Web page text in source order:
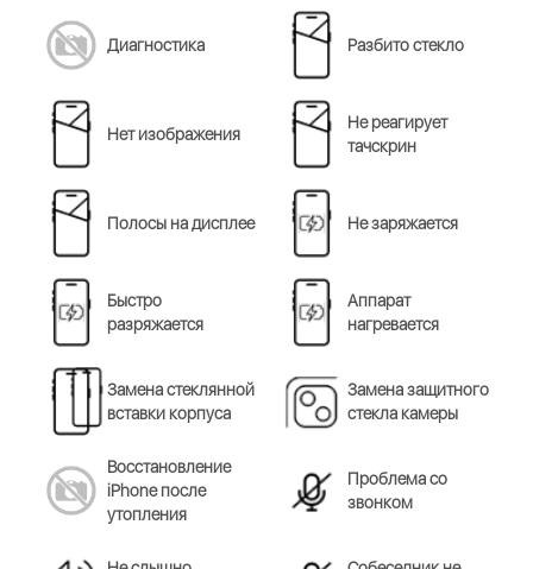
Диагностика Разбито стекло
Нет изображения
Не реагирует
тачскрин
Полосы на дисплее Не заряжается
Быстро
разряжается
Аппарат
нагревается
Замена стеклянной
вставки корпуса
Замена защитного
стекла камеры
Восстановление
iPhone после
утопления
Проблема со
звонком